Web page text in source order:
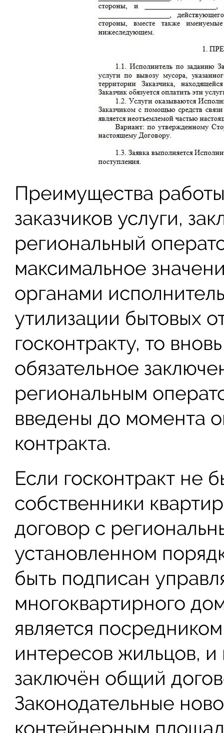
Преимущества
заказчиков услуги,
региональный
максимальное
органами
утилизации бытовых
госконтракту, то
обязательное
региональным
введены до момента
контракта.
Если госконтракт не
собственники
договор с
установленном
быть подписан
многоквартирного
является
интересов жильцов,
заключён общий
Законодательные
контейнерным